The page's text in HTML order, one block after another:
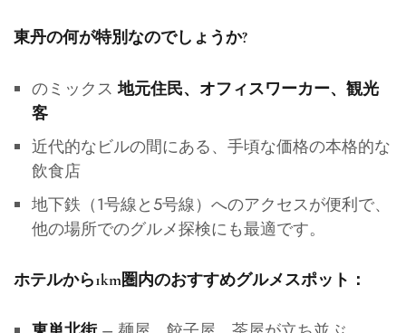
東丹の何が特別なのでしょうか?
のミックス地元住民、オフィスワーカー、観光
客
近代的なビルの間にある、手頃な価格の本格的な
飲食店
地下鉄（1号線と5号線）へのアクセスが便利で、
他の場所でのグルメ探検にも最適です。
ホテルから1km圏内のおすすめグルメスポット：